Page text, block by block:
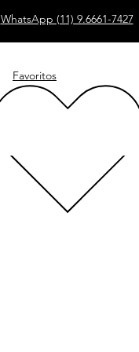
WhatsApp (11) 9.6661-7427
Favoritos